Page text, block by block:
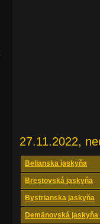
27.11.2022,
Belianska jaskyňa
Brestovská jaskyňa
Bystrianska jaskyňa
Demänovská